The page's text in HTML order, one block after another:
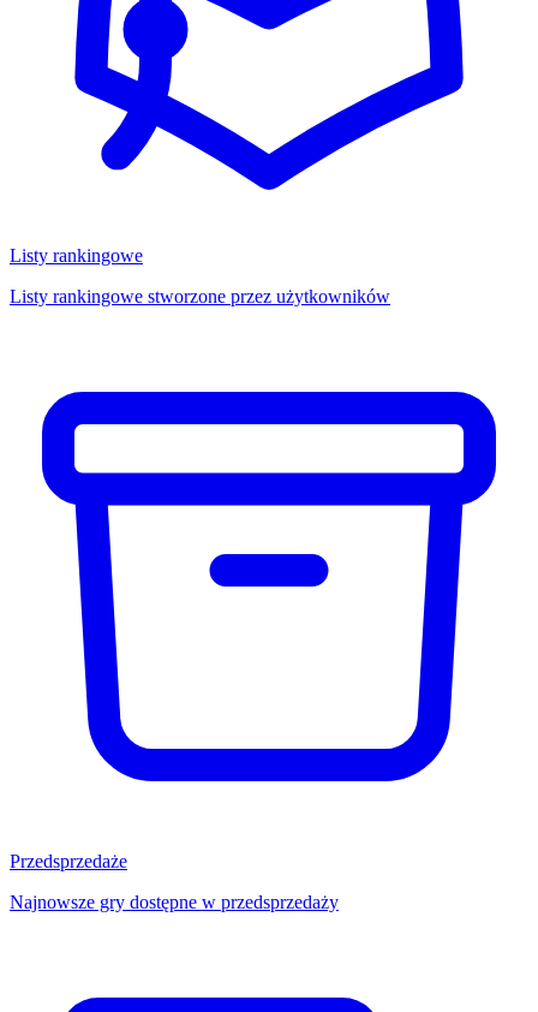
Listy rankingowe
Listy rankingowe stworzone przez użytkowników
Przedsprzedaże
Najnowsze gry dostępne w przedsprzedaży